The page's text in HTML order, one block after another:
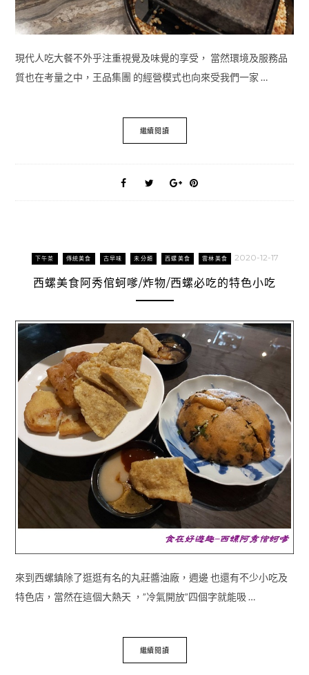
現代人吃大餐不外乎注重視覺及味覺的享受， 當然環境及服務品
質也在考量之中，王品集團 的經營模式也向來受我們一家 …
繼續閱讀
下午茶 傳統美食 古早味 未分類 西螺美食 雲林美食 2020-12-17
西螺美食阿秀倌蚵嗲/炸物/西螺必吃的特色小吃
來到西螺鎮除了逛逛有名的丸莊醬油廠，週邊 也還有不少小吃及
特色店，當然在這個大熱天 ，”冷氣開放”四個字就能吸 …
繼續閱讀